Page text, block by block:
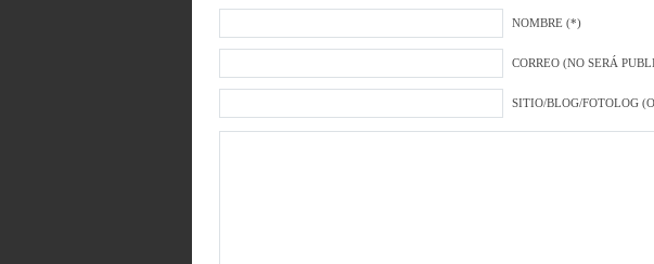
NOMBRE (*)
CORREO (NO SERÁ
SITIO/BLOG/FOTOLOG